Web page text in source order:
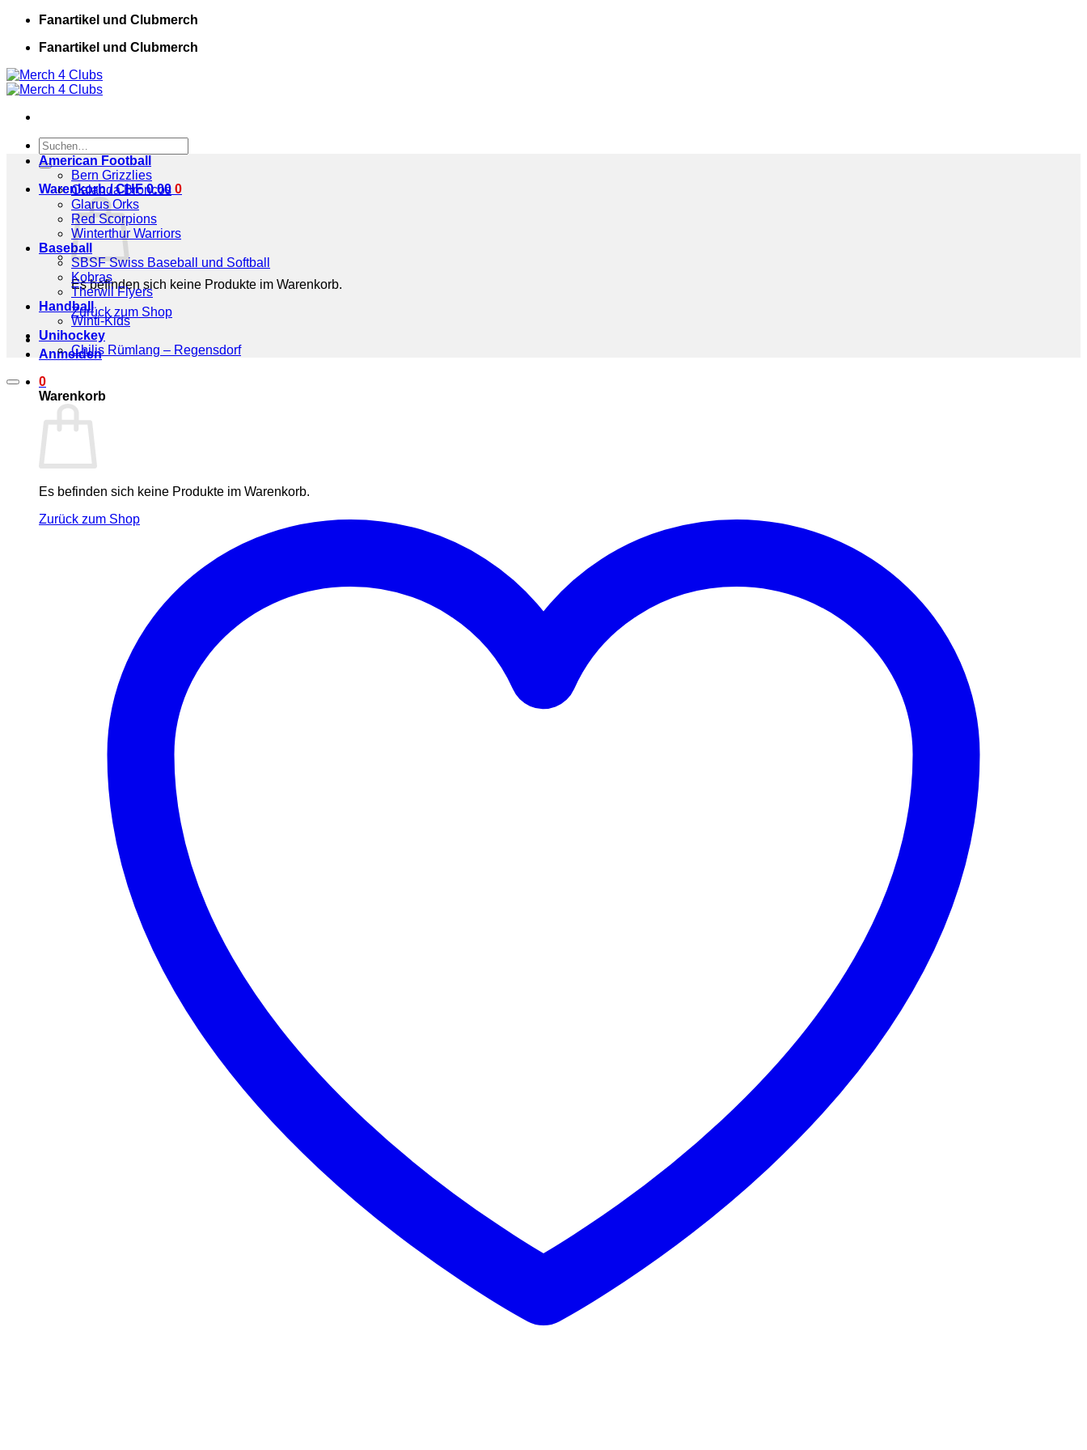
Zum
springen
Fanartikel und Clubmerch
Fanartikel und Clubmerch
Suchen
nach:
Warenkorb /CHF0.00 0
Es befinden sich keine Produkte im Warenkorb.
Zurück zum Shop
Anmelden
0
Warenkorb
Es befinden sich keine Produkte im Warenkorb.
Zurück zum Shop
American Football
Bern Grizzlies
Calanda Broncos
Glarus Orks
Red Scorpions
Winterthur Warriors
Baseball
SBSF Swiss Baseball und Softball
Kobras
Therwil Flyers
Handball
Winti-Kids
Unihockey
Chilis Rümlang – Regensdorf